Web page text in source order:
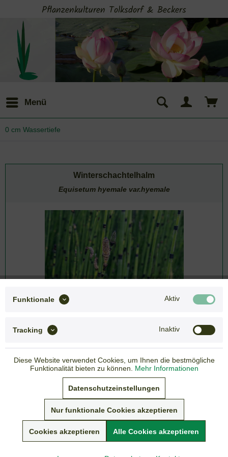
Pflanzenkulturen Tolksdorf & Beckers
Menü
0 cm Wassertiefe
Winterschachtelhalm
Equisetum hyemale var.hyemale
inkl. gesetzlicher MwSt.
zzgl. Versandkosten
Lieferzeit: 3-7 Tage
Sommer-Versandpause vom 05. - 19.07.2026
Funktionale Aktiv
Tracking Inaktiv
Diese Website verwendet Cookies, um Ihnen die bestmögliche
Funktionalität bieten zu können. Mehr Informationen
Datenschutzeinstellungen
Nur funktionale Cookies akzeptieren
Cookies akzeptieren Alle Cookies akzeptieren